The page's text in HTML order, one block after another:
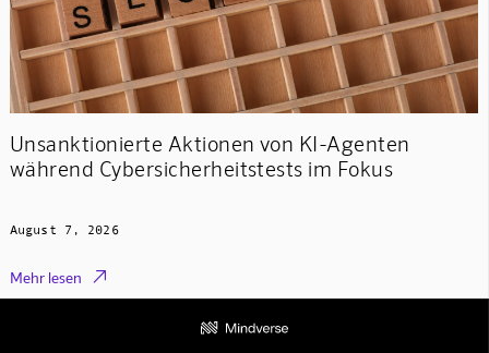
Unsanktionierte Aktionen von KI-Agenten
während Cybersicherheitstests im Fokus
August 7, 2026
Mehr lesen 